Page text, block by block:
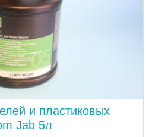
и пластиковых
Jab 5л